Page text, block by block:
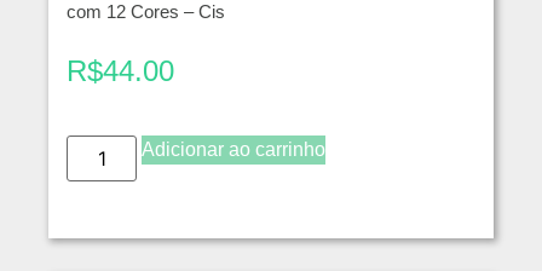
com 12 Cores – Cis
R$44.00
Adicionar ao carrinho